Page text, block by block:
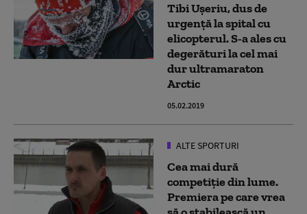
Tibi Ușeriu, dus de
urgență la spital cu
elicopterul. S-a ales cu
degerături la cel mai
dur ultramaraton
Arctic
05.02.2019
ALTE SPORTURI
Cea mai dură
competiție din lume.
Premiera pe care vrea